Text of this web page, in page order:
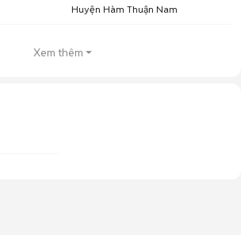
Huyện Hàm Thuận Nam
Xem thêm